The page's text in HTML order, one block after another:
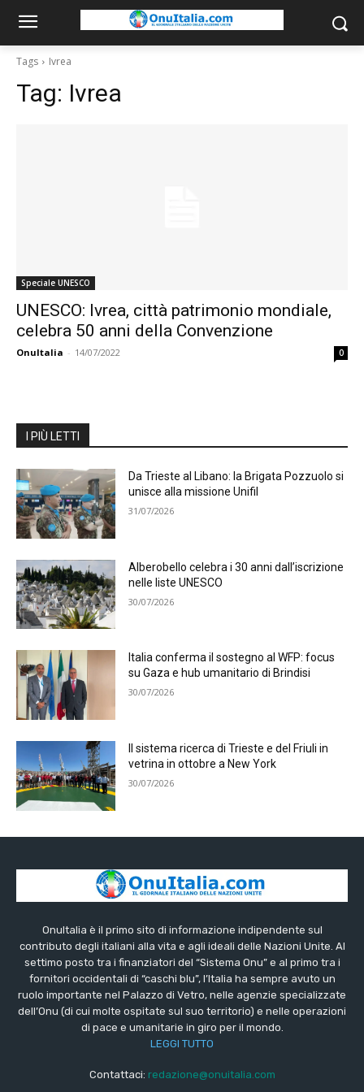
Tags Ivrea
Tag: Ivrea
Speciale UNESCO
UNESCO: Ivrea, città patrimonio mondiale,
celebra 50 anni della Convenzione
OnuItalia - 14/07/2022 0
I PIÙ LETTI
Da Trieste al Libano: la Brigata Pozzuolo si
unisce alla missione Unifil
31/07/2026
Alberobello celebra i 30 anni dall’iscrizione
nelle liste UNESCO
30/07/2026
Italia conferma il sostegno al WFP: focus
su Gaza e hub umanitario di Brindisi
30/07/2026
Il sistema ricerca di Trieste e del Friuli in
vetrina in ottobre a New York
30/07/2026
OnuItalia è il primo sito di informazione indipendente sul
contributo degli italiani alla vita e agli ideali delle Nazioni Unite. Al
settimo posto tra i finanziatori del “Sistema Onu” e al primo tra i
fornitori occidentali di “caschi blu”, l’Italia ha sempre avuto un
ruolo importante nel Palazzo di Vetro, nelle agenzie specializzate
dell’Onu (di cui molte ospitate sul suo territorio) e nelle operazioni
di pace e umanitarie in giro per il mondo.
LEGGI TUTTO
Contattaci: redazione@onuitalia.com